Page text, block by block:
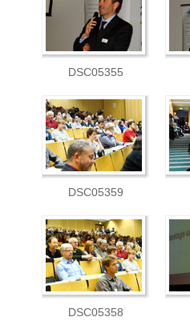
DSC05355
DSC05359
DSC05358